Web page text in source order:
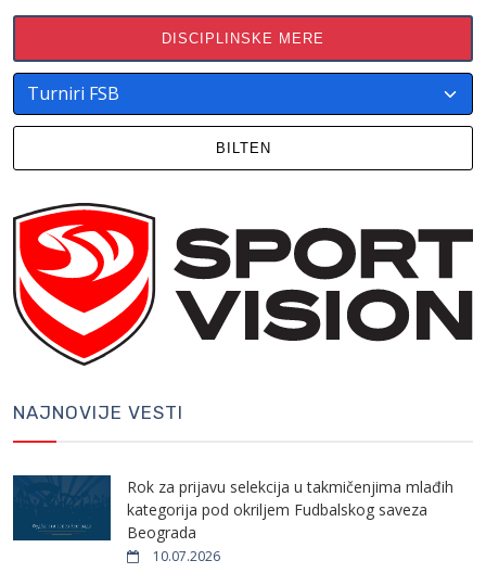
DISCIPLINSKE MERE
BILTEN
NAJNOVIJE VESTI
Rok za prijavu selekcija u takmičenjima mlađih
kategorija pod okriljem Fudbalskog saveza
Beograda
10.07.2026